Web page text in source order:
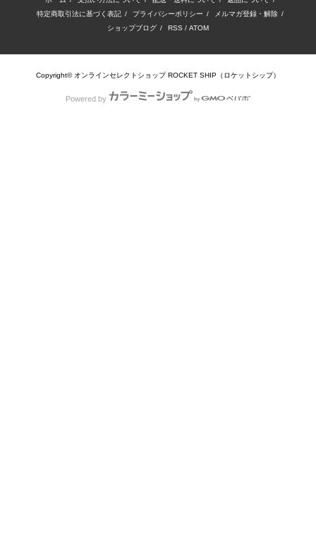
特定商取引法に基づく表記 / プライバシーポリシー / メルマガ登録・解除 /
ショップブログ / RSS / ATOM
Copyright© オンラインセレクトショップ ROCKET SHIP（ロケットシップ）
Powered by